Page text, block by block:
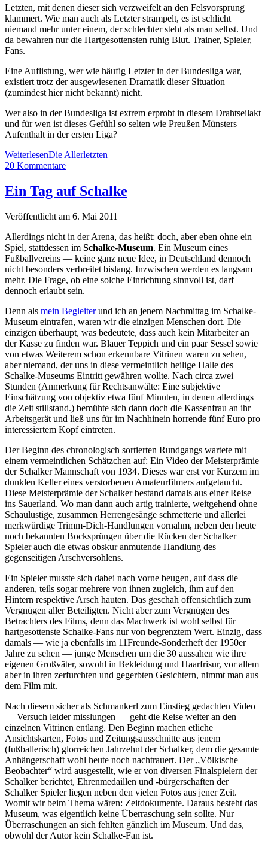
Letzten, mit denen dieser sich verzweifelt an den Felsvorsprung
klammert. Wie man auch als Letzter strampelt, es ist schlicht
niemand mehr unter einem, der schlechter steht als man selbst. Und
da bewahren nur die Hartgesottensten ruhig Blut. Trainer, Spieler,
Fans.
Eine Auflistung, wer wie häufig Letzter in der Bundesliga war,
existiert trotz der ausgewiesenen Dramatik dieser Situation
(zumindest hier nicht bekannt) nicht.
Wer also in der Bundesliga ist extrem erprobt in diesem Drahtseilakt
und für wen ist dieses Gefühl so selten wie Preußen Münsters
Aufenthalt in der ersten Liga?
WeiterlesenDie Allerletzten
20 Kommentare
Ein Tag auf Schalke
Veröffentlicht am 6. Mai 2011
Allerdings nicht in der Arena, das heißt: doch, aber eben ohne ein
Spiel, stattdessen im Schalke-Museum. Ein Museum eines
Fußballvereins — keine ganz neue Idee, in Deutschland dennoch
nicht besonders verbreitet bislang. Inzwischen werden es langsam
mehr. Die Frage, ob eine solche Einrichtung sinnvoll ist, darf
dennoch erlaubt sein.
Denn als mein Begleiterund ich an jenem Nachmittag im Schalke-
Museum eintrafen, waren wir die einzigen Menschen dort. Die
einzigen überhaupt, was bedeutete, dass auch kein Mitarbeiter an
der Kasse zu finden war. Blauer Teppich und ein paar Sessel sowie
von etwas Weiterem schon erkennbare Vitrinen waren zu sehen,
aber niemand, der uns in diese vermeintlich heilige Halle des
Schalke-Museums Eintritt gewähren wollte. Nach circa zwei
Stunden (Anmerkung für Rechtsanwälte: Eine subjektive
Einschätzung von objektiv etwa fünf Minuten, in denen allerdings
die Zeit stillstand.) bemühte sich dann doch die Kassenfrau an ihr
Arbeitsgerät und ließ uns für im Nachhinein horrende fünf Euro pro
interessiertem Kopf eintreten.
Der Beginn des chronologisch sortierten Rundgangs wartete mit
einem vermeintlichen Schätzchen auf: Ein Video der Meisterprämie
der Schalker Mannschaft von 1934. Dieses war erst vor Kurzem im
dunklen Keller eines verstorbenen Amateurfilmers aufgetaucht.
Diese Meisterprämie der Schalker bestand damals aus einer Reise
ins Sauerland. Wo man dann auch artig trainierte, weitgehend ohne
Schaulustige, zusammen Herrengesänge schmetterte und allerlei
merkwürdige Trimm-Dich-Handlungen vornahm, neben den heute
noch bekannten Bocksprüngen über die Rücken der Schalker
Spieler auch die etwas obskur anmutende Handlung des
gegenseitigen Arschversohlens.
Ein Spieler musste sich dabei nach vorne beugen, auf dass die
anderen, teils sogar mehrere von ihnen zugleich, ihm auf den
Hintern respektive Arsch hauten. Das geschah offensichtlich zum
Vergnügen aller Beteiligten. Nicht aber zum Vergnügen des
Betrachters des Films, denn das Machwerk ist wohl selbst für
hartgesottenste Schalke-Fans nur von begrenztem Wert. Einzig, dass
damals — wie ja ebenfalls im 11Freunde-Sonderheft der 1950er
Jahre zu sehen — junge Menschen um die 30 aussahen wie ihre
eigenen Großväter, sowohl in Bekleidung und Haarfrisur, vor allem
aber in ihren zerfurchten und gegerbten Gesichtern, nimmt man aus
dem Film mit.
Nach diesem sicher als Schmankerl zum Einstieg gedachten Video
— Versuch leider misslungen — geht die Reise weiter an den
einzelnen Vitrinen entlang. Den Beginn machen etliche
Ansichtskarten, Fotos und Zeitungsausschnitte aus jenem
(fußballerisch) glorreichen Jahrzehnt der Schalker, dem die gesamte
Anhängerschaft wohl heute noch nachtrauert. Der „Völkische
Beobachter“ wird ausgestellt, wie er von diversen Finalspielern der
Schalker berichtet, Ehrenmedaillen und -bürgerschaften der
Schalker Spieler liegen neben den vielen Fotos aus jener Zeit.
Womit wir beim Thema wären: Zeitdokumente. Daraus besteht das
Museum, was eigentlich keine Überraschung sein sollte. Nur
Überraschungen an sich fehlten gänzlich im Museum. Und das,
obwohl der Autor kein Schalke-Fan ist.